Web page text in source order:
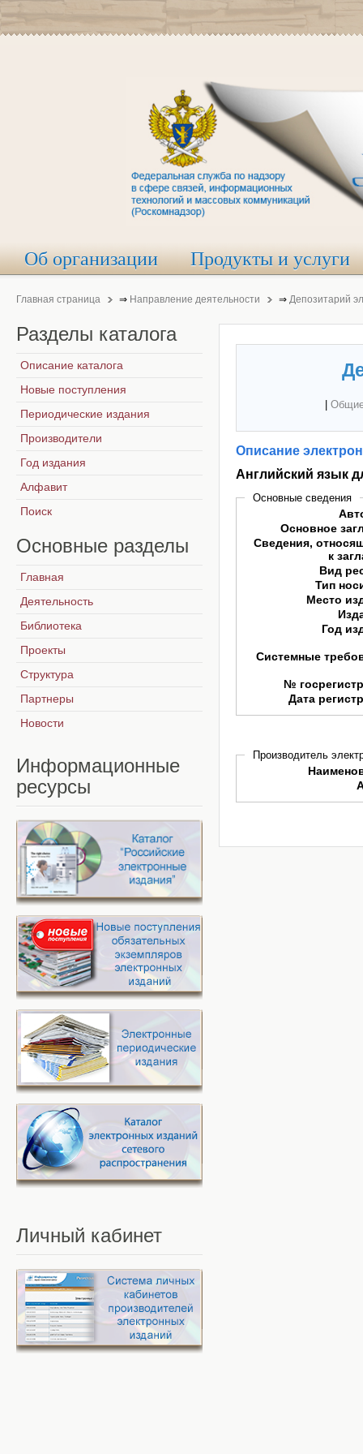
Об организации Продукты и услуги
Главная страница ⇒ Направление деятельности ⇒ Депозитарий
Описание
Английский язык
Основные сведения
Основное
Сведения,
к
Вид
Тип
Место
Год
Системные
№
Дата
Производитель
Разделы каталога
Описание каталога
Новые поступления
Периодические издания
Производители
Год издания
Алфавит
Поиск
Основные разделы
Главная
Деятельность
Библиотека
Проекты
Структура
Партнеры
Новости
Информационные
ресурсы
Личный кабинет